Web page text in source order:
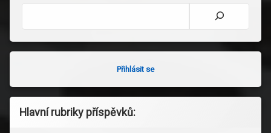
Přihlásit se
Hlavní rubriky příspěvků: